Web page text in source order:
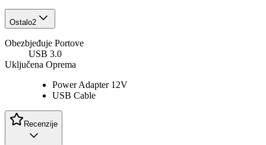
Ostalo2
Obezbjeđuje Portove
USB 3.0
Uključena Oprema
Power Adapter 12V
USB Cable
Recenzije